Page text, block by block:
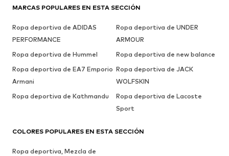
MARCAS POPULARES EN ESTA SECCIÓN
Ropa deportiva de ADIDAS
PERFORMANCE
Ropa deportiva de UNDER
ARMOUR
Ropa deportiva de Hummel
Ropa deportiva de new balance
Ropa deportiva de EA7 Emporio
Armani
Ropa deportiva de JACK
WOLFSKIN
Ropa deportiva de Kathmandu
Ropa deportiva de Lacoste
Sport
COLORES POPULARES EN ESTA SECCIÓN
Ropa deportiva, Mezcla de